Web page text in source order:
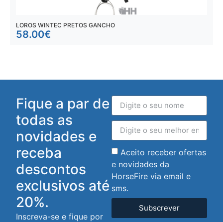
LOROS WINTEC PRETOS GANCHO
58.00€
Fique a par de
todas as
novidades e
receba
descontos
exclusivos até
20%.
Inscreva-se e fique por
Aceito receber ofertas
e novidades da
HorseFire via email e
sms.
Subscrever